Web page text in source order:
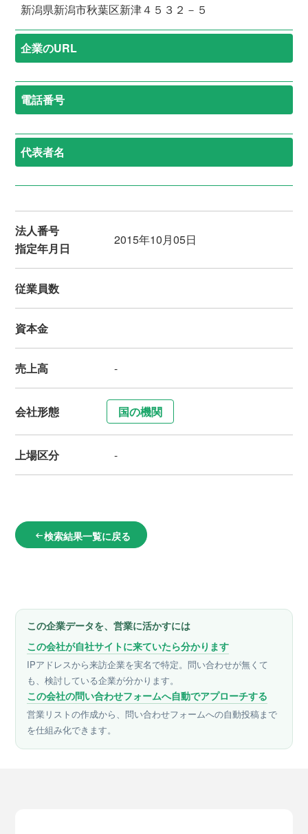
新潟県新潟市秋葉区新津４５３２－５
企業のURL
電話番号
代表者名
法人番号
指定年月日
2015年10月05日
従業員数
資本金
売上高 -
会社形態 国の機関
上場区分 -
arrow_left_alt検索結果一覧に戻る
この企業データを、営業に活かすには
この会社が自社サイトに来ていたら分かります
IPアドレスから来訪企業を実名で特定。問い合わせが無くて
も、検討している企業が分かります。
この会社の問い合わせフォームへ自動でアプローチする
営業リストの作成から、問い合わせフォームへの自動投稿まで
を仕組み化できます。